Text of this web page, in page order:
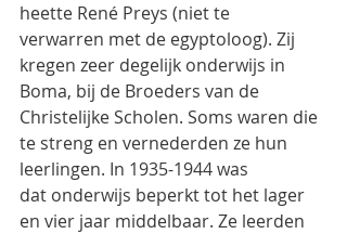
heette René Preys (niet te
verwarren met de egyptoloog). Zij
kregen zeer degelijk onderwijs in
Boma, bij de Broeders van de
Christelijke Scholen. Soms waren die
te streng en vernederden ze hun
leerlingen. In 1935-1944 was
dat onderwijs beperkt tot het lager
en vier jaar middelbaar. Ze leerden